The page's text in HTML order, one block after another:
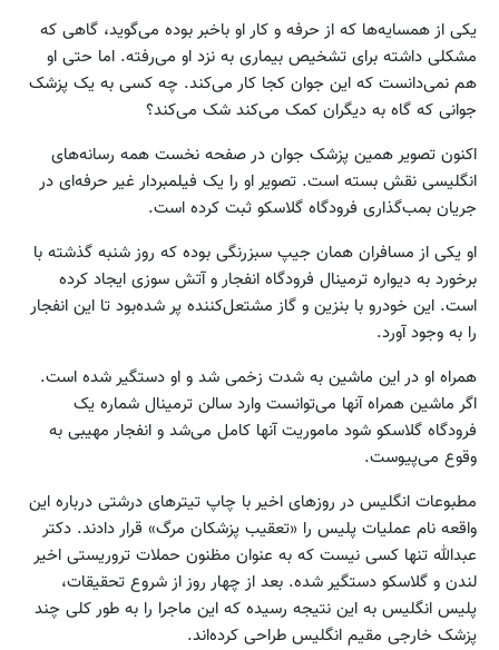
یکی از همسایه‌ها که از حرفه و کار او باخبر بوده می‌گوید، گاهی که
مشکلی داشته برای تشخیص بیماری به نزد او می‌رفته. اما حتی او
هم نمی‌دانست که این جوان کجا کار می‌کند. چه کسی به یک پزشک
جوانی که گاه به دیگران کمک می‌کند شک می‌کند؟
اکنون تصویر همین پزشک جوان در صفحه نخست همه رسانه‌های
انگلیسی نقش بسته است. تصویر او را یک فیلمبردار غیر حرفه‌ای در
جریان بمب‌گذاری فرودگاه گلاسکو ثبت کرده است.
او یکی از مسافران همان جیپ سبزرنگی بوده که روز شنبه گذشته با
برخورد به دیواره ترمینال فرودگاه انفجار و آتش سوزی ایجاد کرده
است. این خودرو با بنزین و گاز مشتعل‌کننده پر شده‌بود تا این انفجار
را به وجود آورد.
همراه او در این ماشین به شدت زخمی شد و او دستگیر شده است.
اگر ماشین همراه آنها می‌توانست وارد سالن ترمینال شماره یک
فرودگاه گلاسکو شود ماموریت آنها کامل می‌شد و انفجار مهیبی به
وقوع می‌پیوست.
مطبوعات انگلیس در روزهای اخیر با چاپ تیترهای درشتی درباره این
واقعه نام عملیات پلیس را «تعقیب پزشکان مرگ» قرار دادند. دکتر
عبدالله تنها کسی نیست که به عنوان مظنون حملات تروریستی اخیر
لندن و گلاسکو دستگیر شده. بعد از چهار روز از شروع تحقیقات،
پلیس انگلیس به این نتیجه رسیده‌ که این ماجرا را به طور کلی چند
پزشک خارجی مقیم انگلیس طراحی کرده‌اند.